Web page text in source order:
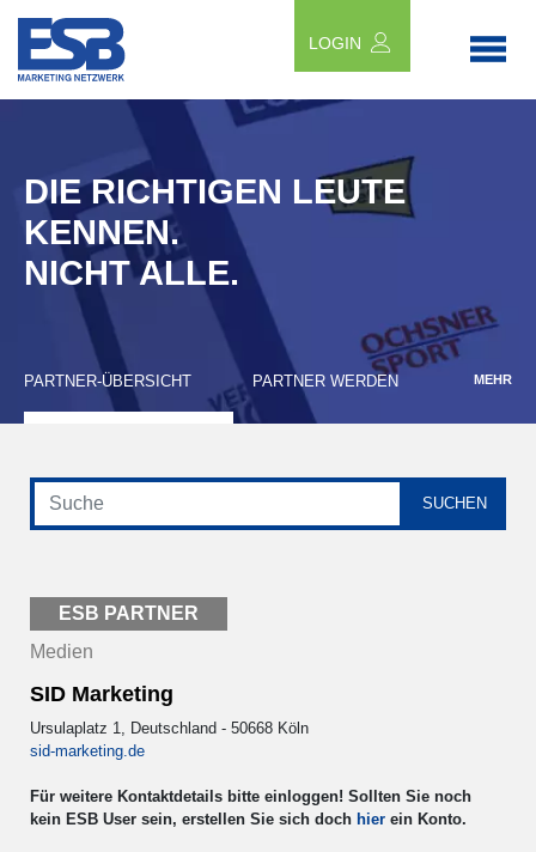
LOGIN
DIE RICHTIGEN LEUTE
KENNEN.
NICHT ALLE.
PARTNER-ÜBERSICHT PARTNER WERDEN MEHR
ESB PARTNER
Medien
SID Marketing
Ursulaplatz 1, Deutschland - 50668 Köln
sid-marketing.de
Für weitere Kontaktdetails bitte einloggen! Sollten Sie noch
kein ESB User sein, erstellen Sie sich doch hier ein Konto.